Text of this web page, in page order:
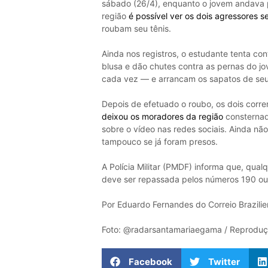
sábado (26/4), enquanto o jovem
região é possível ver os dois agressores
roubam seu tênis.
Ainda nos registros, o estudante tenta
blusa e dão chutes contra as pernas do
cada vez — e arrancam os sapatos de
Depois de efetuado o roubo, os dois
deixou os moradores da região
sobre o vídeo nas redes sociais. Ainda
tampouco se já foram presos.
A Polícia Militar (PMDF) informa que,
deve ser repassada pelos números 190
Por Eduardo Fernandes do Correio
Foto: @radarsantamariaegama /
Facebook Twitter